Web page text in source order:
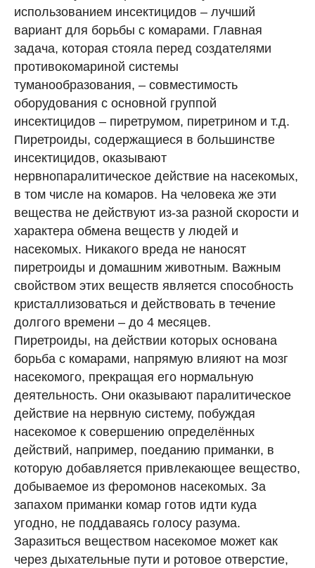
использованием инсектицидов – лучший
вариант для борьбы с комарами. Главная
задача, которая стояла перед создателями
противокомариной системы
туманообразования, – совместимость
оборудования с основной группой
инсектицидов – пиретрумом, пиретрином и т.д.
Пиретроиды, содержащиеся в большинстве
инсектицидов, оказывают
нервнопаралитическое действие на насекомых,
в том числе на комаров. На человека же эти
вещества не действуют из-за разной скорости и
характера обмена веществ у людей и
насекомых. Никакого вреда не наносят
пиретроиды и домашним животным. Важным
свойством этих веществ является способность
кристаллизоваться и действовать в течение
долгого времени – до 4 месяцев.
Пиретроиды, на действии которых основана
борьба с комарами, напрямую влияют на мозг
насекомого, прекращая его нормальную
деятельность. Они оказывают паралитическое
действие на нервную систему, побуждая
насекомое к совершению определённых
действий, например, поеданию приманки, в
которую добавляется привлекающее вещество,
добываемое из феромонов насекомых. За
запахом приманки комар готов идти куда
угодно, не поддаваясь голосу разума.
Заразиться веществом насекомое может как
через дыхательные пути и ротовое отверстие,